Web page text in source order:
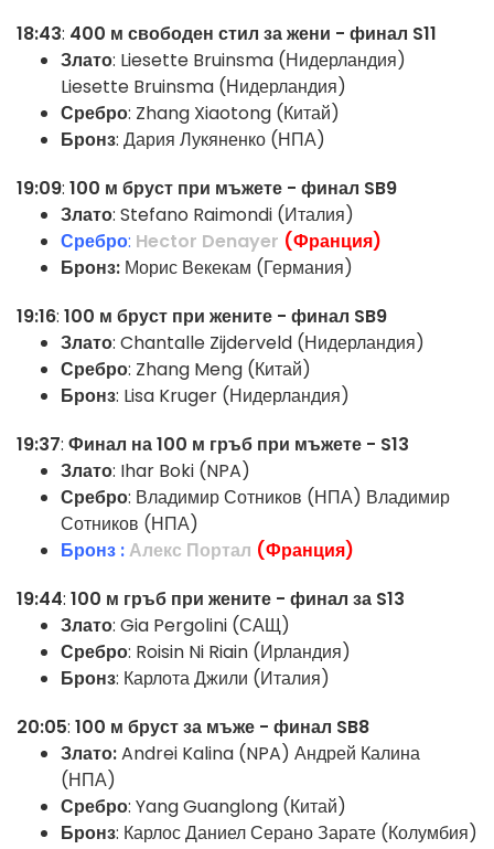
18:43: 400 м свободен стил за жени - финал S11
Злато: Liesette Bruinsma (Нидерландия)
Liesette Bruinsma (Нидерландия)
Сребро: Zhang Xiaotong (Китай)
Бронз: Дария Лукяненко (НПА)
19:09: 100 м бруст при мъжете - финал SB9
Злато: Stefano Raimondi (Италия)
Сребро: Hector Denayer (Франция)
Бронз: Морис Векекам (Германия)
19:16: 100 м бруст при жените - финал SB9
Злато: Chantalle Zijderveld (Нидерландия)
Сребро: Zhang Meng (Китай)
Бронз: Lisa Kruger (Нидерландия)
19:37: Финал на 100 м гръб при мъжете - S13
Злато: Ihar Boki (NPA)
Сребро: Владимир Сотников (НПА) Владимир
Сотников (НПА)
Бронз :Алекс Портал (Франция)
19:44: 100 м гръб при жените - финал за S13
Злато: Gia Pergolini (САЩ)
Сребро: Roisin Ni Riain (Ирландия)
Бронз: Карлота Джили (Италия)
20:05: 100 м бруст за мъже - финал SB8
Злато:Andrei Kalina (NPA) Андрей Калина
(НПА)
Сребро: Yang Guanglong (Китай)
Бронз: Карлос Даниел Серано Зарате (Колумбия)